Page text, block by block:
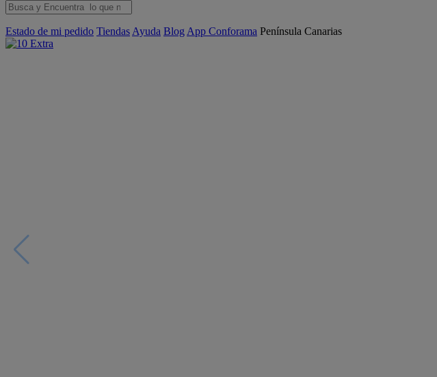
Estado de mi pedido Tiendas Ayuda Blog App Conforama Península Canarias